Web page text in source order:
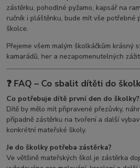
zástěrku, pohodlné pyžamo, kapsář na
ručník i pláštěnku, bude mít vše potřebné
školce.
Přejeme všem malým školkáčkům krásný
kamarádů, her a nezapomenutelných
❓ FAQ – Co sbalit dítěti do
Co potřebuje dítě první den do školky?
Dítě by mělo mít připravené přezůvky,
případně zástěrku na tvoření a další
konkrétní mateřské školy.
Je do školky potřeba zástěrka?
Ve většině mateřských škol je zástěrka